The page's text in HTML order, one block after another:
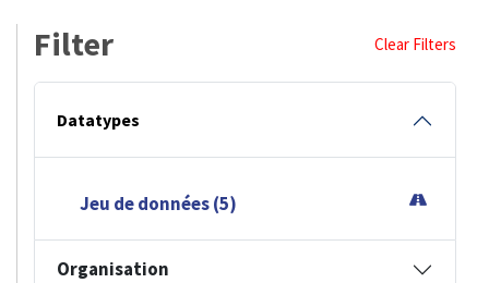
Filter Clear Filters
Datatypes
Jeu de données (5)
Organisation